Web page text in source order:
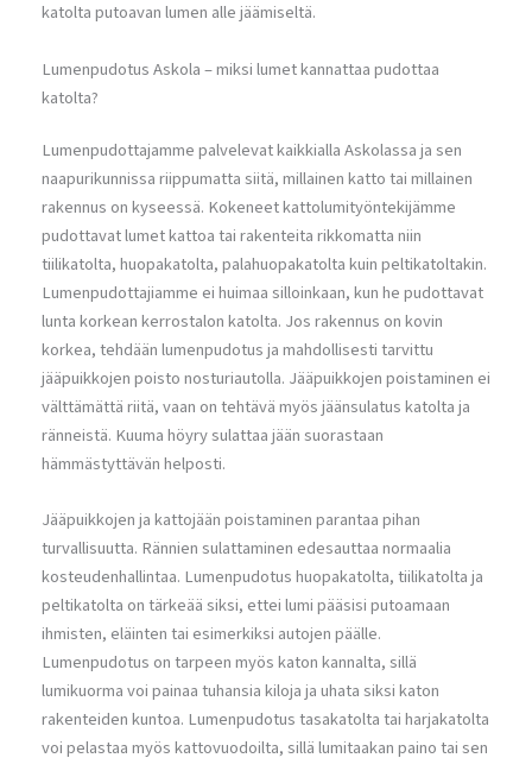
katolta putoavan lumen alle jäämiseltä.
Lumenpudotus Askola – miksi lumet kannattaa pudottaa
katolta?
Lumenpudottajamme palvelevat kaikkialla Askolassa ja sen
naapurikunnissa riippumatta siitä, millainen katto tai millainen
rakennus on kyseessä. Kokeneet kattolumityöntekijämme
pudottavat lumet kattoa tai rakenteita rikkomatta niin
tiilikatolta, huopakatolta, palahuopakatolta kuin peltikatoltakin.
Lumenpudottajiamme ei huimaa silloinkaan, kun he pudottavat
lunta korkean kerrostalon katolta. Jos rakennus on kovin
korkea, tehdään lumenpudotus ja mahdollisesti tarvittu
jääpuikkojen poisto nosturiautolla. Jääpuikkojen poistaminen ei
välttämättä riitä, vaan on tehtävä myös jäänsulatus katolta ja
ränneistä. Kuuma höyry sulattaa jään suorastaan
hämmästyttävän helposti.
Jääpuikkojen ja kattojään poistaminen parantaa pihan
turvallisuutta. Rännien sulattaminen edesauttaa normaalia
kosteudenhallintaa. Lumenpudotus huopakatolta, tiilikatolta ja
peltikatolta on tärkeää siksi, ettei lumi pääsisi putoamaan
ihmisten, eläinten tai esimerkiksi autojen päälle.
Lumenpudotus on tarpeen myös katon kannalta, sillä
lumikuorma voi painaa tuhansia kiloja ja uhata siksi katon
rakenteiden kuntoa. Lumenpudotus tasakatolta tai harjakatolta
voi pelastaa myös kattovuodoilta, sillä lumitaakan paino tai sen